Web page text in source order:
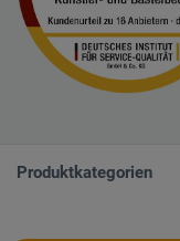
Produktkategorien